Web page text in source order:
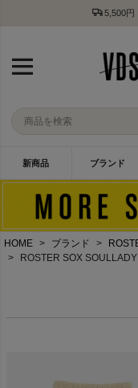
5,500円
新商品 ブランド
HOME ブランド
ROSTER SOX